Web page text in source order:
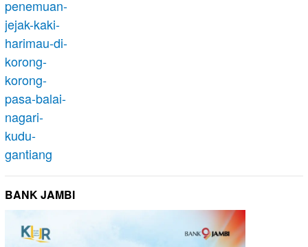
BANK JAMBI